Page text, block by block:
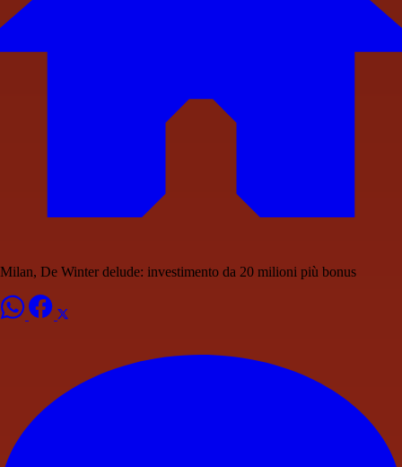
Milan, De Winter delude: investimento da 20 milioni più bonus